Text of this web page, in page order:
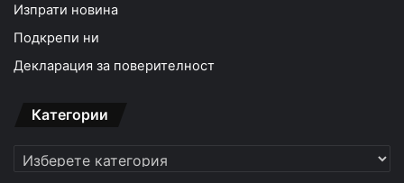
Изпрати новина
Подкрепи ни
Декларация за поверителност
Категории
Категории